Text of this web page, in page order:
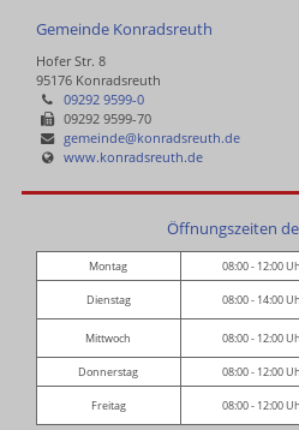
Gemeinde Konradsreuth
Hofer Str. 8
95176 Konradsreuth
09292 9599-0
09292 9599-70
gemeinde@konradsreuth.de
www.konradsreuth.de
Öffnungszeiten
Montag 08:00 - 12:00
Dienstag 08:00 - 14:00
Mittwoch 08:00 - 12:00
Donnerstag 08:00 - 12:00
Freitag 08:00 - 12:00